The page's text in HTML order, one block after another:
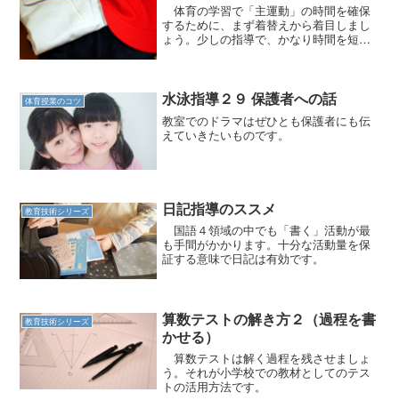
体育の学習で「主運動」の時間を確保
するために、まず着替えから着目しまし
ょう。少しの指導で、かなり時間を短縮
体育授業のコツ 水泳指導２９ 保護者への話
教室でのドラマはぜひとも保護者にも伝
えていきたいものです。
教育技術シリーズ 日記指導のススメ
国語４領域の中でも「書く」活動が最
も手間がかかります。十分な活動量を保
証する意味で日記は有効です。
教育技術シリーズ
算数テストの解き方２（過程を書
かせる）
算数テストは解く過程を残させましょ
う。それが小学校での教材としてのテス
トの活用方法です。